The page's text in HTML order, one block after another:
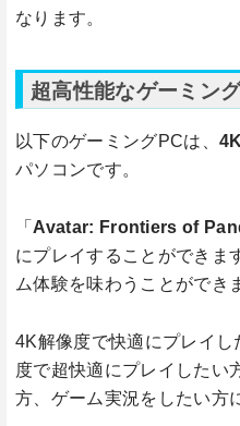
なります。
超高性能なゲーミン
以下のゲーミングPCは、
パソコンです。
「 Avatar: Frontiers of
にプレイすることができま
ム体験を味わうことができ
4K解像度で快適にプレイ
度で超快適にプレイしたい
方、ゲーム実況をしたい方